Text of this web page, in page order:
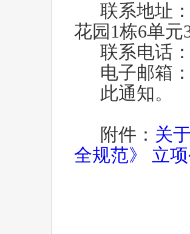
联系地址
花园1栋6单元
联系电话
电子邮箱
此通知。
附件： 关
全规范》 立